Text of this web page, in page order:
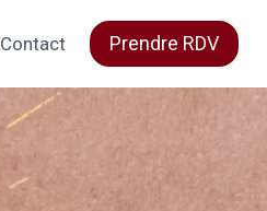
Contact Prendre RDV